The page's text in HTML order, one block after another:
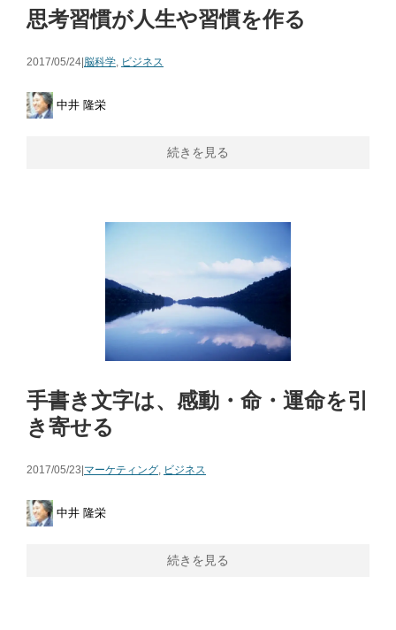
思考習慣が人生や習慣を作る
2017/05/24|脳科学 ビジネス
中井 隆栄
続きを見る
手書き文字は、感動・命・運命を引
き寄せる
2017/05/23| マーケティング, ビジネス
中井 隆栄
続きを見る